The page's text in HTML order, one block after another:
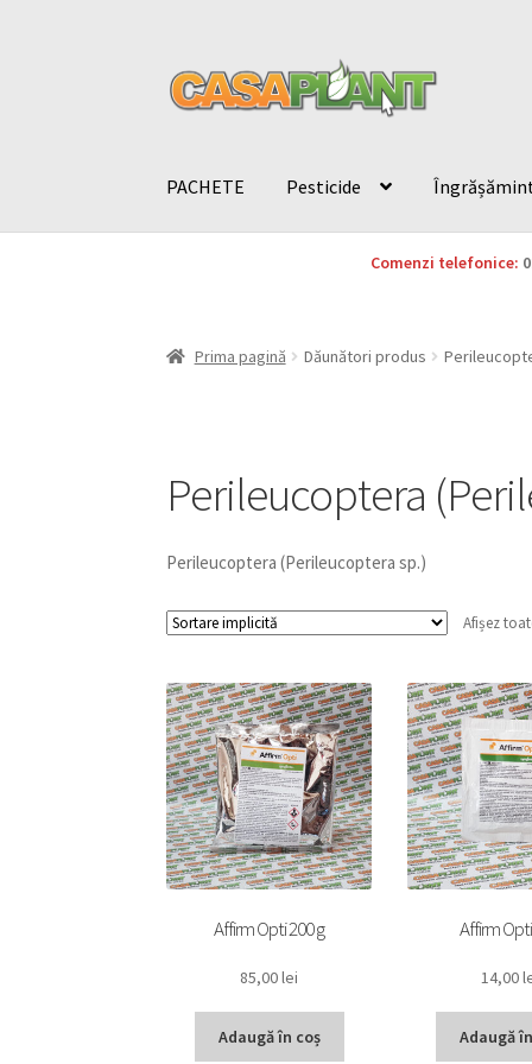
PACHETE Pesticide
Comenzi telefonice:
Prima pagină Dăunători produs
Perileucoptera
Perileucoptera (Perileucoptera sp.)
Afișez
Affirm Opti 200 g
85,00lei
Adaugă în coș
Affirm
14,00
Adaugă